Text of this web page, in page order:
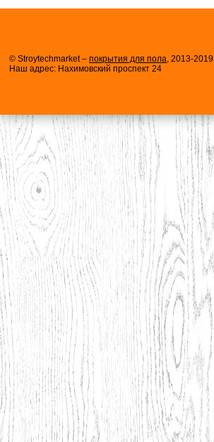
© Stroytechmarket – покрытия для пола, 2013-2019
Наш адрес: Нахимовский проспект 24